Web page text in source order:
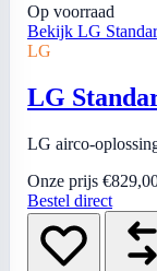
Op voorraad
Bekijk LG
LG
LG
LG airco-
Onze prijs
Bestel direct